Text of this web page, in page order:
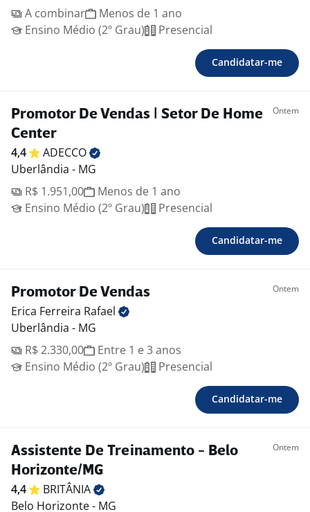
A combinar
Menos de 1 ano
Ensino Médio (2º Grau)
Presencial
Candidatar-me
Promotor De Vendas | Setor De Home
Center
Ontem
4,4
ADECCO
Uberlândia - MG
R$ 1.951,00
Menos de 1 ano
Ensino Médio (2º Grau)
Presencial
Candidatar-me
Promotor De Vendas Ontem
Erica Ferreira Rafael
Uberlândia - MG
R$ 2.330,00
Entre 1 e 3 anos
Ensino Médio (2º Grau)
Presencial
Candidatar-me
Assistente De Treinamento - Belo
Horizonte/MG
Ontem
4,4
BRITÂNIA
Belo Horizonte - MG